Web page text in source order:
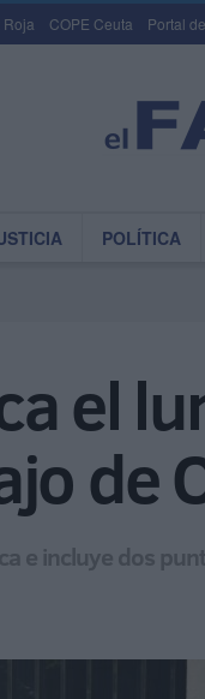
Roja COPE Ceuta Portal
POLÍTICA
el
de
e incluye dos